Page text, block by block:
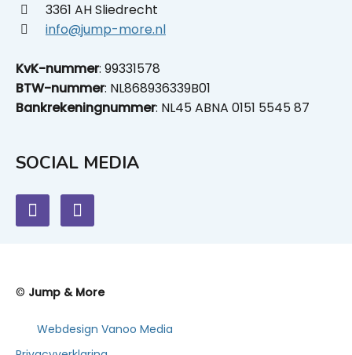
3361 AH Sliedrecht
info@jump-more.nl
KvK-nummer: 99331578
BTW-nummer: NL868936339B01
Bankrekeningnummer: NL45 ABNA 0151 5545 87
SOCIAL MEDIA
© Jump & More
Webdesign Vanoo Media